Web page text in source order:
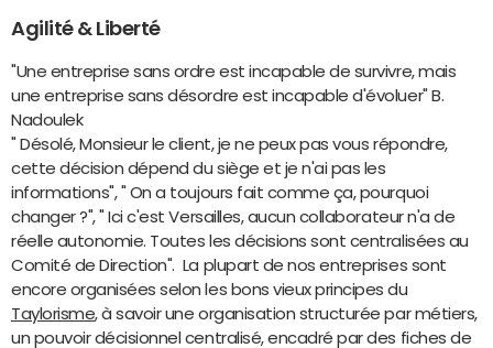
Agilité & Liberté
"Une entreprise sans ordre est incapable de survivre, mais
une entreprise sans désordre est incapable d'évoluer" B.
Nadoulek
" Désolé, Monsieur le client, je ne peux pas vous répondre,
cette décision dépend du siège et je n'ai pas les
informations", " On a toujours fait comme ça, pourquoi
changer ?", " Ici c'est Versailles, aucun collaborateur n'a de
réelle autonomie. Toutes les décisions sont centralisées au
Comité de Direction". La plupart de nos entreprises sont
encore organisées selon les bons vieux principes du
Taylorisme, à savoir une organisation structurée par métiers,
un pouvoir décisionnel centralisé, encadré par des fiches de